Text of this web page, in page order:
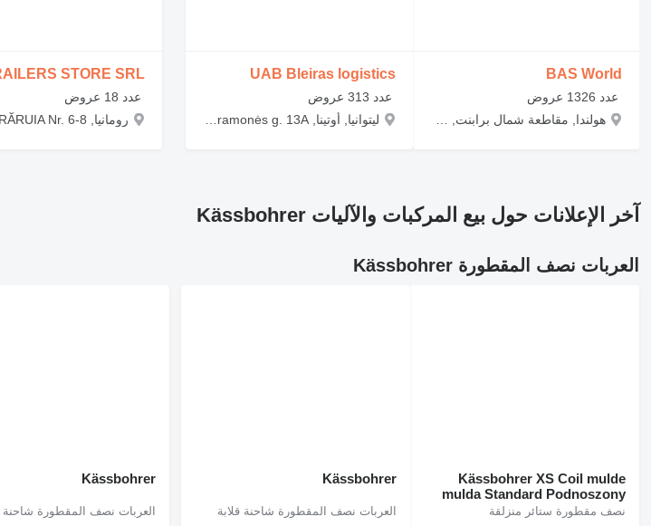
BAS World
‏ عدد 1326 عروض
UAB Bleiras logistics
‏ عدد 313 عروض
STORE SRL
‏ عدد 18 عروض
آخر الإعلانات حول بيع المركبات والآليات Kässbohrer
العربات نصف المقطورة Kässbohrer
Kässbohrer XS Coil mulde
mulda Standard Podnoszony
Varios dach 3 wysokości
نصف مقطورة ستائر منزلقة
Kässbohrer
العربات نصف المقطورة شاحنة قلابة
Kässbohrer
العربات نصف المقطورة شاحنة